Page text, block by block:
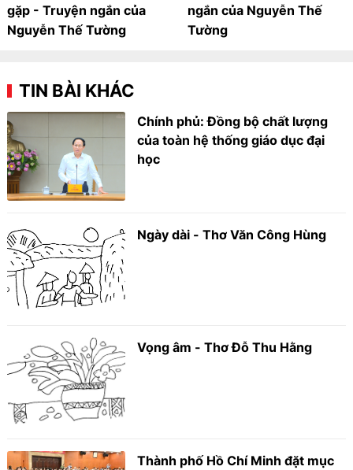
gặp - Truyện ngắn của
Nguyễn Thế Tường
ngắn của Nguyễn Thế
Tường
TIN BÀI KHÁC
Chính phủ: Đồng bộ chất lượng
của toàn hệ thống giáo dục đại
học
Ngày dài - Thơ Văn Công Hùng
Vọng âm - Thơ Đỗ Thu Hằng
Thành phố Hồ Chí Minh đặt mục